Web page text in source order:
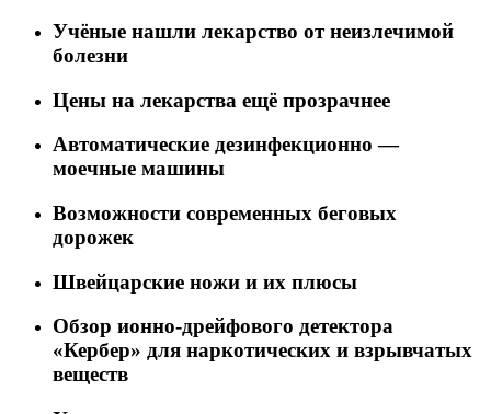
Учёные нашли лекарство от неизлечимой
болезни
Цены на лекарства ещё прозрачнее
Автоматические дезинфекционно —
моечные машины
Возможности современных беговых
дорожек
Швейцарские ножи и их плюсы
Обзор ионно-дрейфового детектора
«Кербер» для наркотических и взрывчатых
веществ